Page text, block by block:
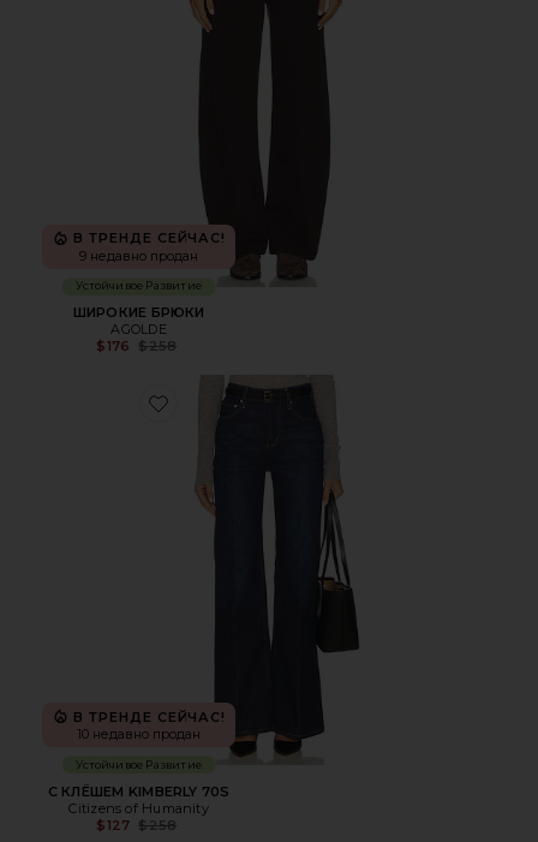
В ТРЕНДЕ СЕЙЧАС!
9 недавно продан
Устойчивое Развитие
ШИРОКИЕ БРЮКИ
AGOLDE
$176
Previous price:
$258
Favorite С КЛЁШЕМ KIMBERLY 70S
В ТРЕНДЕ СЕЙЧАС!
10 недавно продан
Устойчивое Развитие
С КЛЁШЕМ KIMBERLY 70S
Citizens of Humanity
$127 Previous price:
$258